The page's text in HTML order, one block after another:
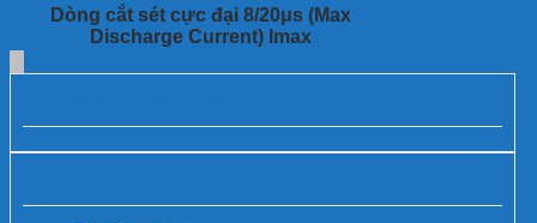
Dòng cắt sét cực đại 8/20μs (Max
Discharge Current) Imax